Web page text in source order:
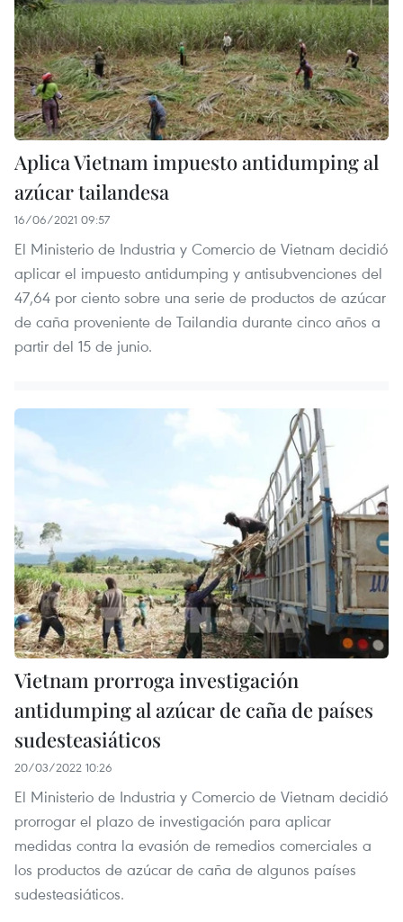
Aplica Vietnam impuesto antidumping al
azúcar tailandesa
16/06/2021 09:57
El Ministerio de Industria y Comercio de Vietnam decidió
aplicar el impuesto antidumping y antisubvenciones del
47,64 por ciento sobre una serie de productos de azúcar
de caña proveniente de Tailandia durante cinco años a
partir del 15 de junio.
Vietnam prorroga investigación
antidumping al azúcar de caña de países
sudesteasiáticos
20/03/2022 10:26
El Ministerio de Industria y Comercio de Vietnam decidió
prorrogar el plazo de investigación para aplicar
medidas contra la evasión de remedios comerciales a
los productos de azúcar de caña de algunos países
sudesteasiáticos.